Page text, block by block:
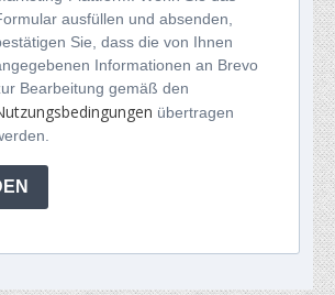
ausfüllen und absenden,
Sie, dass die von Ihnen
Informationen an Brevo
Bearbeitung gemäß den
übertragen